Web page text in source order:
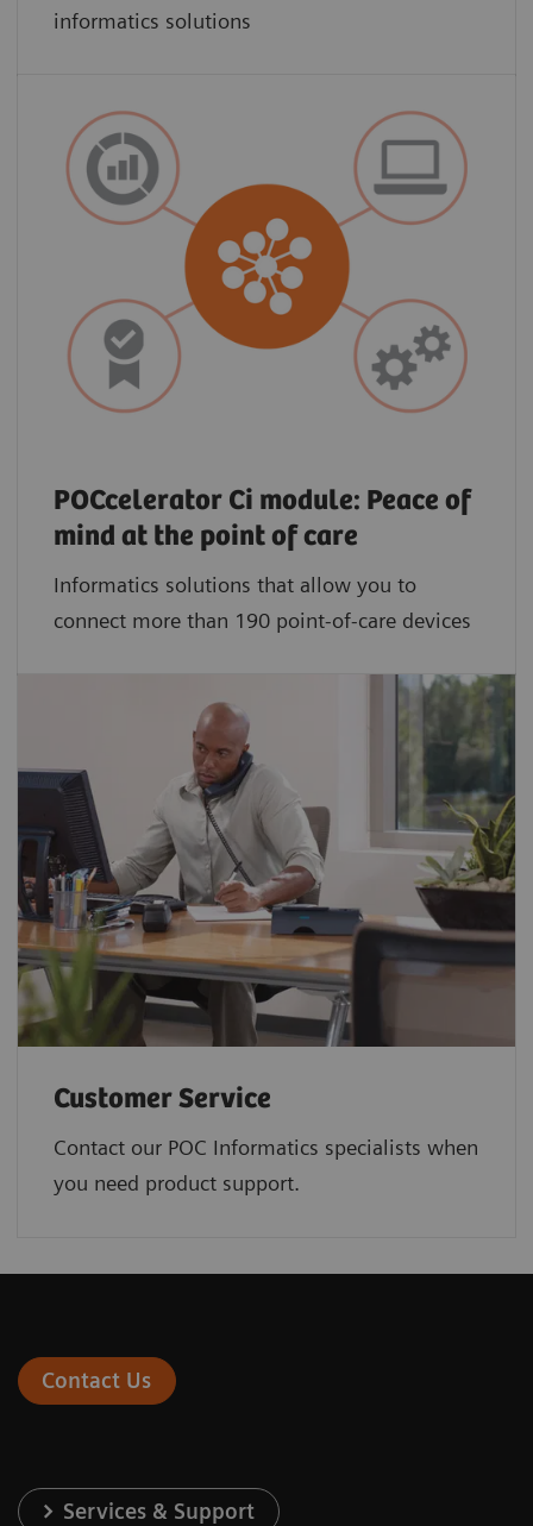
informatics solutions
POCcelerator Ci module: Peace of
mind at the point of care
Informatics solutions that allow you to
connect more than 190 point-of-care devices
Customer Service
Contact our POC Informatics specialists when
you need product support.
Contact Us
Services & Support